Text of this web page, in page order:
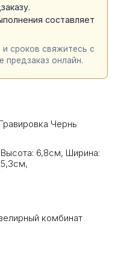
составляет
сроков свяжитесь с
онлайн.
Чернь
Высота: 6,8см, Ширина:
5,3см,
комбинат